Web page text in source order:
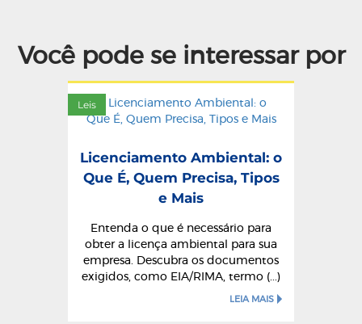
Você pode se interessar por
Leis
Licenciamento Ambiental: o
Que É, Quem Precisa, Tipos
e Mais
Entenda o que é necessário para
obter a licença ambiental para sua
empresa. Descubra os documentos
exigidos, como EIA/RIMA, termo (...)
LEIA MAIS